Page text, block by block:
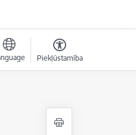
Piekļūstamība